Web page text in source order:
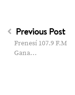
Previous Post
Frenesí 107.9 F.M
Gana…